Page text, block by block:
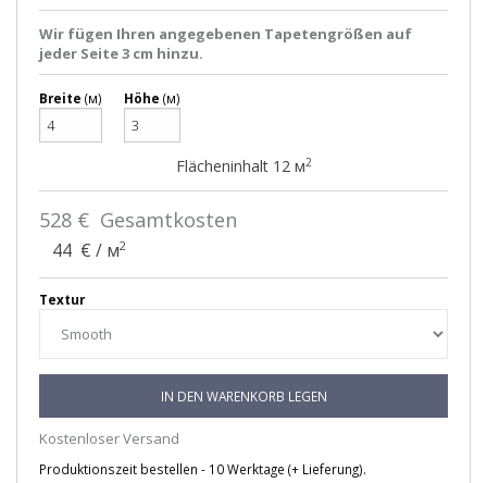
Wir fügen Ihren angegebenen Tapetengrößen auf
jeder Seite 3 cm hinzu.
Breite (м) Höhe (м)
Flächeninhalt 12 м2
528 € Gesamtkosten
44 € / м2
Textur
IN DEN WARENKORB LEGEN
Kostenloser Versand
Produktionszeit bestellen - 10 Werktage (+ Lieferung).